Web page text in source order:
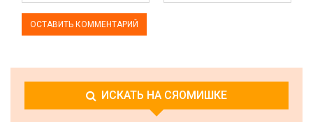
ИСКАТЬ НА СЯОМИШКЕ